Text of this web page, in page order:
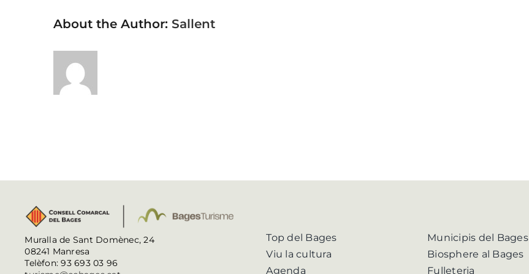
About the Author: Sallent
Muralla de Sant Domènec, 24
08241 Manresa
Telèfon: 93 693 03 96
Top del Bages
Viu la cultura
Agenda
Municipis del Bages
Biosphere al Bages
Fulleteria